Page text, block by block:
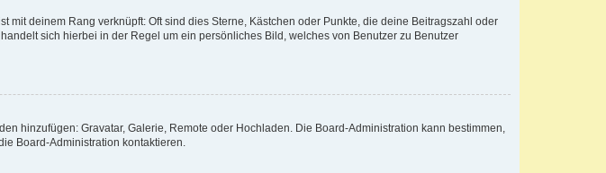
deinem Rang verknüpft: Oft sind dies Sterne, Kästchen oder Punkte, die deine Beitragszahl oder
sich hierbei in der Regel um ein persönliches Bild, welches von Benutzer zu Benutzer
hinzufügen: Gravatar, Galerie, Remote oder Hochladen. Die Board-Administration kann bestimmen,
Board-Administration kontaktieren.